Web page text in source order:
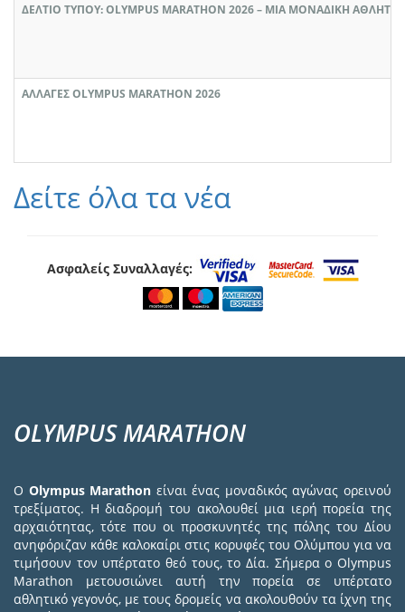
ΔΕΛΤΙΟ ΤΥΠΟΥ: OLYMPUS MARATHON 2026 – ΜΙΑ ΜΟΝΑΔΙΚΉ
ΑΛΛΑΓΈΣ OLYMPUS MARATHON 2026
Δείτε όλα τα νέα
Ασφαλείς Συναλλαγές:
OLYMPUS MARATHON
Ο Olympus Marathon είναι ένας μοναδικός αγώνας ορεινού
τρεξίματος. Η διαδρομή του ακολουθεί μια ιερή πορεία της
αρχαιότητας, τότε που οι προσκυνητές της πόλης του Δίου
ανηφόριζαν κάθε καλοκαίρι στις κορυφές του Ολύμπου για να
τιμήσουν τον υπέρτατο θεό τους, το Δία. Σήμερα ο Olympus
Marathon μετουσιώνει αυτή την πορεία σε υπέρτατο
αθλητικό γεγονός, με τους δρομείς να ακολουθούν τα ίχνη της